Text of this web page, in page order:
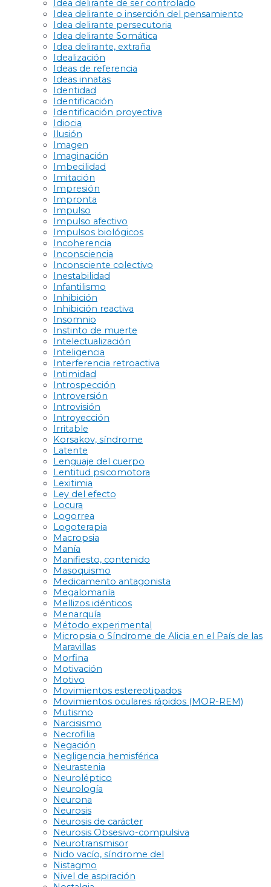
Idea delirante de ser controlado
Idea delirante o inserción del pensamiento
Idea delirante persecutoria
Idea delirante Somática
Idea delirante, extraña
Idealización
Ideas de referencia
Ideas innatas
Identidad
Identificación
Identificación proyectiva
Idiocia
Ilusión
Imagen
Imaginación
Imbecilidad
Imitación
Impresión
Impronta
Impulso
Impulso afectivo
Impulsos biológicos
Incoherencia
Inconsciencia
Inconsciente colectivo
Inestabilidad
Infantilismo
Inhibición
Inhibición reactiva
Insomnio
Instinto de muerte
Intelectualización
Inteligencia
Interferencia retroactiva
Intimidad
Introspección
Introversión
Introvisión
Introyección
Irritable
Korsakov, síndrome
Latente
Lenguaje del cuerpo
Lentitud psicomotora
Lexitimia
Ley del efecto
Locura
Logorrea
Logoterapia
Macropsia
Manía
Manifiesto, contenido
Masoquismo
Medicamento antagonista
Megalomanía
Mellizos idénticos
Menarquía
Método experimental
Micropsia o Síndrome de Alicia en el País de las
Maravillas
Morfina
Motivación
Motivo
Movimientos estereotipados
Movimientos oculares rápidos (MOR-REM)
Mutismo
Narcisismo
Necrofilia
Negación
Negligencia hemisférica
Neurastenia
Neuroléptico
Neurología
Neurona
Neurosis
Neurosis de carácter
Neurosis Obsesivo-compulsiva
Neurotransmisor
Nido vacío, síndrome del
Nistagmo
Nivel de aspiración